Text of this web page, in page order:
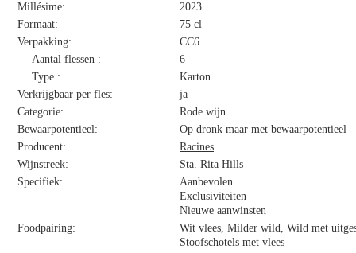
Millésime:
2023
Formaat:
75 cl
Verpakking:
CC6
Aantal flessen :
6
Type :
Karton
Verkrijgbaar per fles:
ja
Categorie:
Rode wijn
Bewaarpotentieel:
Op dronk maar met bewaarpotentieel
Producent:
Racines
Wijnstreek:
Sta. Rita Hills
Specifiek:
Aanbevolen
Exclusiviteiten
Nieuwe aanwinsten
Foodpairing:
Wit vlees, Milder wild, Wild met
Stoofschotels met vlees